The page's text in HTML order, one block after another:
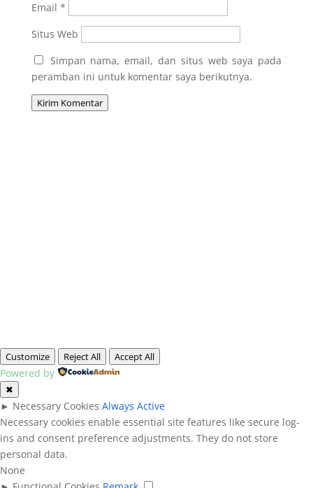
Email *
Situs Web
Simpan nama, email, dan situs web saya pada
peramban ini untuk komentar saya berikutnya.
Kirim Komentar
Customize Reject All Accept All
Powered by
✖
► Necessary Cookies Always Active
Necessary cookies enable essential site features like secure log-
ins and consent preference adjustments. They do not store
personal data.
None